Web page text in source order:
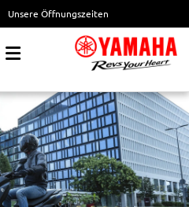
Unsere Öffnungszeiten